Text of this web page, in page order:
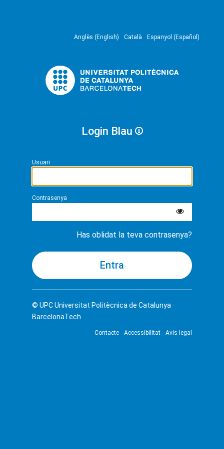
Anglès (English) Català Espanyol (Español)
Login Blau
Usuari
Contrasenya
Has oblidat la teva contrasenya?
© UPCUniversitat Politècnica de Catalunya ·
BarcelonaTech
Contacte Accessibilitat Avís legal